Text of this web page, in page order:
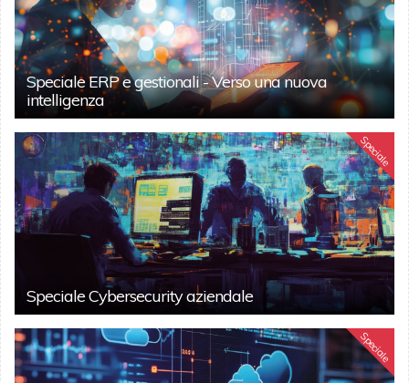
Speciale ERP e gestionali - Verso una nuova
intelligenza
Speciale
Speciale Cybersecurity aziendale
Speciale